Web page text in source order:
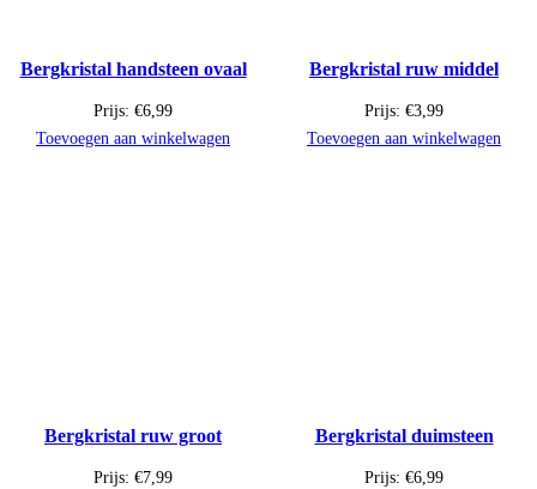
Bergkristal handsteen ovaal
Prijs: €6,99
Toevoegen aan winkelwagen
Bergkristal ruw middel
Prijs: €3,99
Toevoegen aan winkelwagen
Bergkristal ruw groot
Prijs: €7,99
Bergkristal duimsteen
Prijs: €6,99